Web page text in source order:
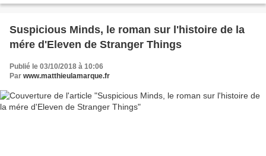
Suspicious Minds, le roman sur l'histoire de la
mére d'Eleven de Stranger Things
Publié le 03/10/2018 à 10:06
Par www.matthieulamarque.fr